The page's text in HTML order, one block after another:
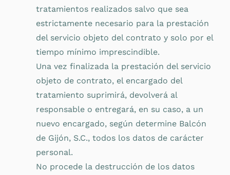
tratamientos realizados salvo que sea
estrictamente necesario para la prestación
del servicio objeto del contrato y solo por el
tiempo mínimo imprescindible.
Una vez finalizada la prestación del servicio
objeto de contrato, el encargado del
tratamiento suprimirá, devolverá al
responsable o entregará, en su caso, a un
nuevo encargado, según determine Balcón
de Gijón, S.C., todos los datos de carácter
personal.
No procede la destrucción de los datos